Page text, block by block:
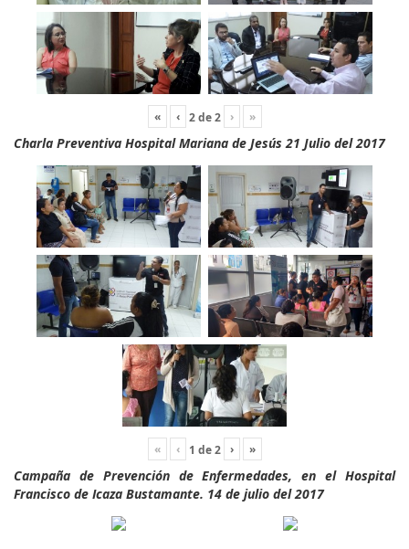
« ‹ 2de2 › »
Charla Preventiva Hospital Mariana de Jesús 21 Julio del 2017
« ‹ 1 de2 › »
Campaña de Prevención de Enfermedades, en el Hospital
Francisco de Icaza Bustamante. 14 de julio del 2017